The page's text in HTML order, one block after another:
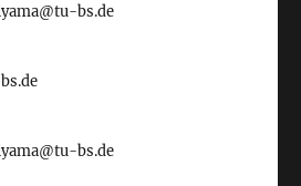
bs.de
bs.de